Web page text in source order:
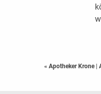
« Apotheker Krone |